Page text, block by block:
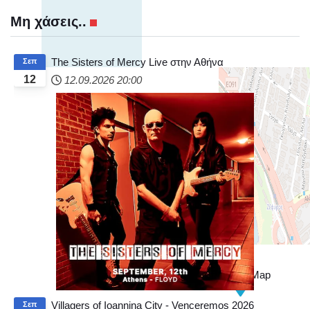
© OpenStreetMap
Μη χάσεις..
12
Σεπ
The Sisters of Mercy Live στην Αθήνα
12.09.2026 20:00
Σεπ Villagers of Ioannina City - Venceremos 2026